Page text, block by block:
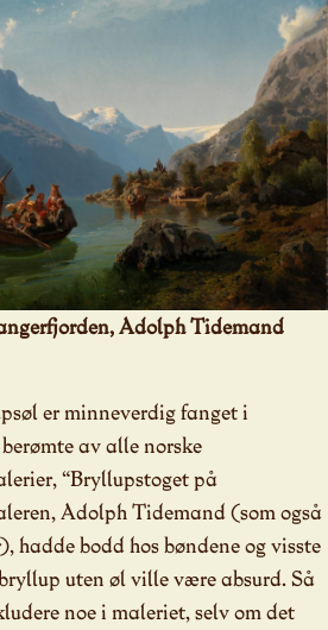
Adolph Tidemand
er minneverdig fanget i
av alle norske
“Bryllupstoget på
Adolph Tidemand (som også
hadde bodd hos bøndene og visste
uten øl ville være absurd. Så
noe i maleriet, selv om det